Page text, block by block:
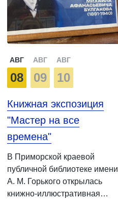
АВГ
08
АВГ
09
АВГ
10
Книжная экспозиция
"Мастер на все
времена"
В Приморской краевой
публичной библиотеке имени
А. М. Горького открылась
книжно-иллюстративная